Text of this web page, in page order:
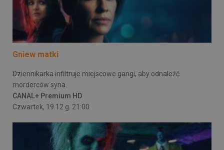
Gniew matki
Dziennikarka infiltruje miejscowe gangi, aby odnaleźć
morderców syna.
CANAL+ Premium HD
Czwartek, 19.12 g. 21:00